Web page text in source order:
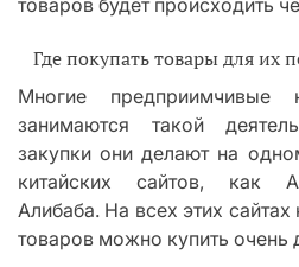
товаров будет происходить
Где покупать товары для их
Многие
занимаются такой
закупки они делают на
китайских сайтов, как
Алибаба. На всех этих
товаров можно купить очень